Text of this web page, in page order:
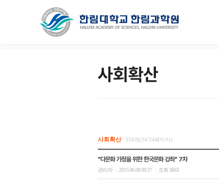
사회확산
사회확산 334개(34/34페이지)
"다문화 가정을 위한 한국문화 강좌" 7차
관리자 2015.06.08 09:37 조회 3663